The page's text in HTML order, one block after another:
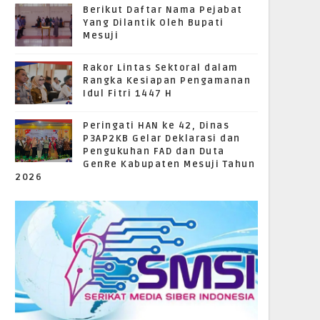
Berikut Daftar Nama Pejabat
Yang Dilantik Oleh Bupati
Mesuji
Rakor Lintas Sektoral dalam
Rangka Kesiapan Pengamanan
Idul Fitri 1447 H
Peringati HAN ke 42, Dinas
P3AP2KB Gelar Deklarasi dan
Pengukuhan FAD dan Duta
GenRe Kabupaten Mesuji Tahun
2026